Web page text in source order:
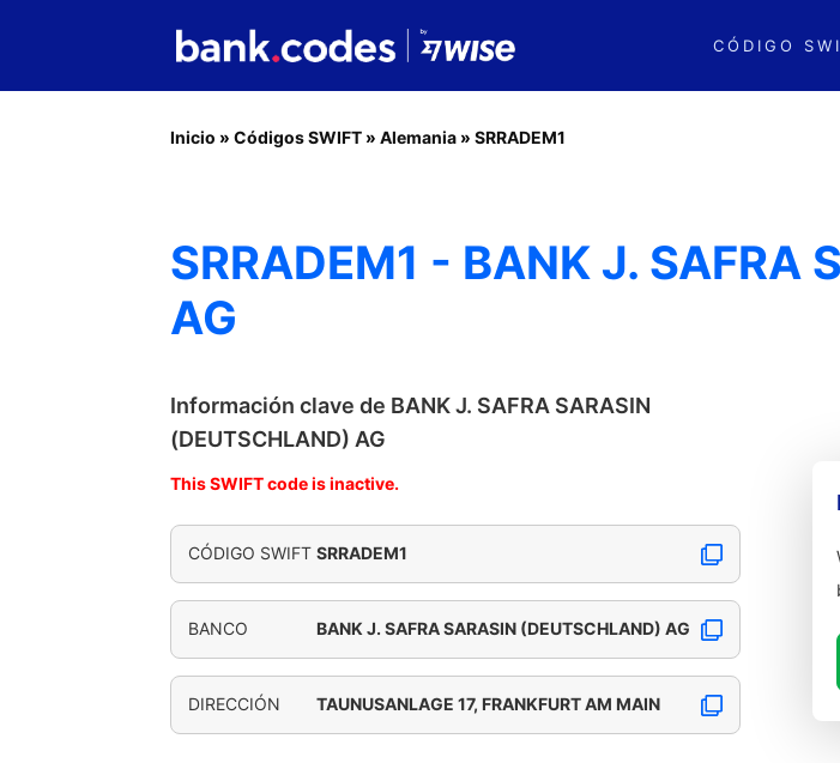
CÓDIGO
Inicio » Códigos SWIFT » Alemania » SRRADEM1
SRRADEM1 - BANK J. SAFRA
AG
Información clave de BANK J. SAFRA SARASIN
(DEUTSCHLAND) AG
This SWIFT code is inactive.
CÓDIGO SWIFT SRRADEM1
BANCO BANK J. SAFRA SARASIN (DEUTSCHLAND) AG
DIRECCIÓN TAUNUSANLAGE 17, FRANKFURT AM MAIN